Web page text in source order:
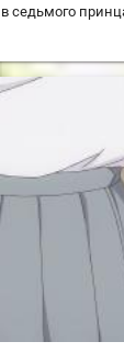
седьмого
как захочу /
wo